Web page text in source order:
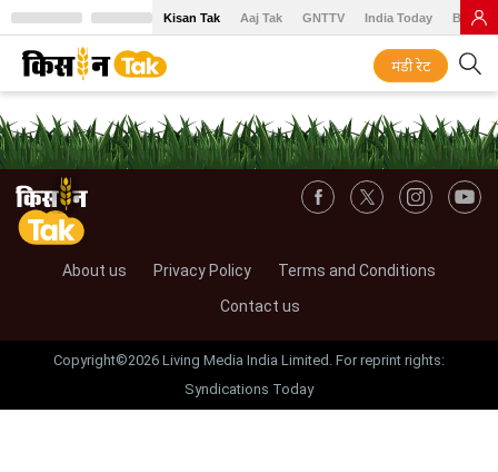
Kisan Tak Aaj Tak GNTTV India Today BT
मंडी रेट
About us Privacy Policy
Terms and Conditions
Contact us
Copyright©2026 Living Media India Limited. For reprint rights:
Syndications Today